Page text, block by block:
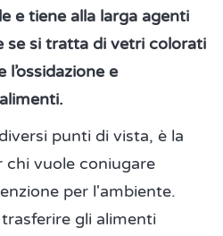
e tiene alla larga agenti
se si tratta di vetri colorati
e
punti di vista, è la
chi vuole coniugare
per l'ambiente.
gli alimenti